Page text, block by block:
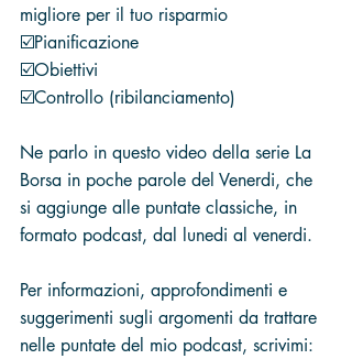
migliore per il tuo risparmio
☑️Pianificazione
☑️Obiettivi
☑️Controllo (ribilanciamento)
Ne parlo in questo video della serie La
Borsa in poche parole del Venerdi, che
si aggiunge alle puntate classiche, in
formato podcast, dal lunedi al venerdi.
Per informazioni, approfondimenti e
suggerimenti sugli argomenti da trattare
nelle puntate del mio podcast, scrivimi: